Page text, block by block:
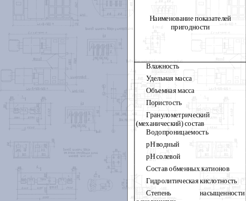
Наименование показателей
пригодности
Влажность
Удельная масса
Объемная масса
Пористость
Гранулометрический
(механический) состав
Водопроницаемость
рН водный
рН солевой
Состав обменных катионов
Гидролитическая кислотность
Степень насыщенности